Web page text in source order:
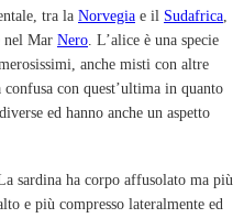
tra la Norvegia e il Sudafrica
nel Mar Nero . L’alice è una specie
anche misti con altre
con quest’ultima in quanto
ed hanno anche un aspetto
sardina ha corpo affusolato ma più
e più compresso lateralmente ed